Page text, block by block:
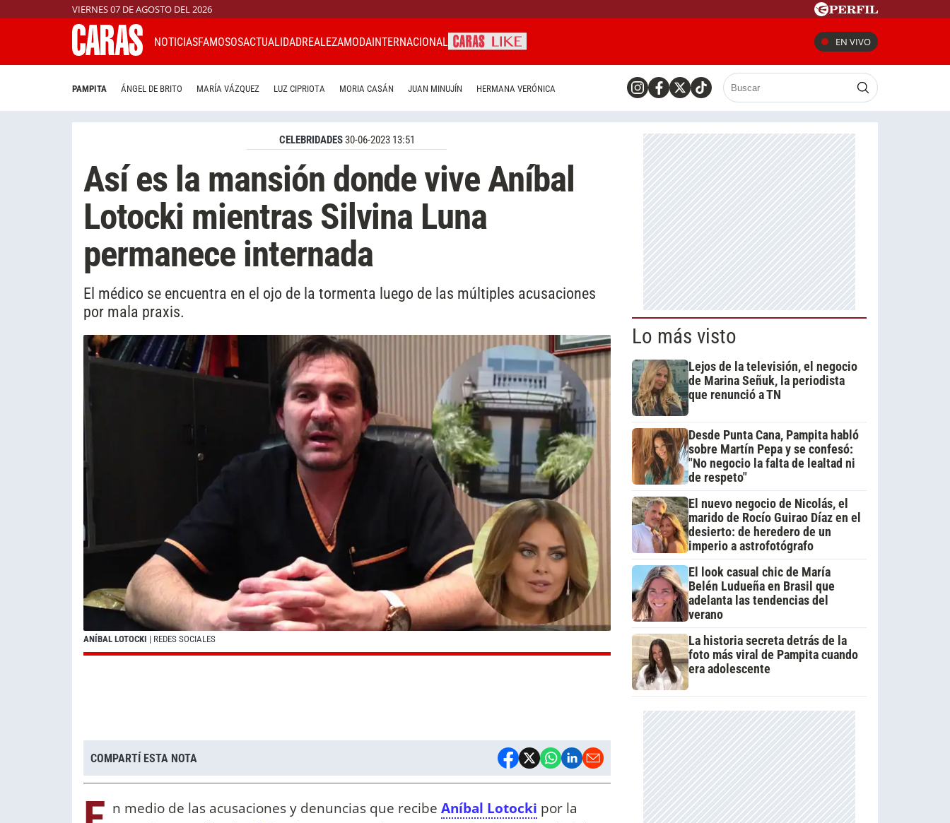
VIERNES 07 DE AGOSTO DEL 2026
NOTICIASFAMOSOSACTUALIDADREALEZAMODAINTERNACIONAL EN VIVO
PAMPITA ÁNGEL DE BRITO MARÍA VÁZQUEZ LUZ CIPRIOTA MORIA CASÁN JUAN MINUJÍN HERMANA VERÓNICA
CELEBRIDADES30-06-2023 13:51
Así es la mansión donde vive Aníbal
Lotocki mientras Silvina Luna
permanece internada
El médico se encuentra en el ojo de la tormenta luego de las múltiples acusaciones
por mala praxis.
ANÍBAL LOTOCKI | REDES SOCIALES
COMPARTÍ ESTA NOTA
n medio de las acusaciones y denuncias que recibe Aníbal Lotocki por la
Lo más visto
Lejos de la televisión, el negocio
de Marina Señuk, la periodista
que renunció a TN
Desde Punta Cana, Pampita habló
sobre Martín Pepa y se confesó:
"No negocio la falta de lealtad ni
de respeto"
El nuevo negocio de Nicolás, el
marido de Rocío Guirao Díaz en el
desierto: de heredero de un
imperio a astrofotógrafo
El look casual chic de María
Belén Ludueña en Brasil que
adelanta las tendencias del
verano
La historia secreta detrás de la
foto más viral de Pampita cuando
era adolescente